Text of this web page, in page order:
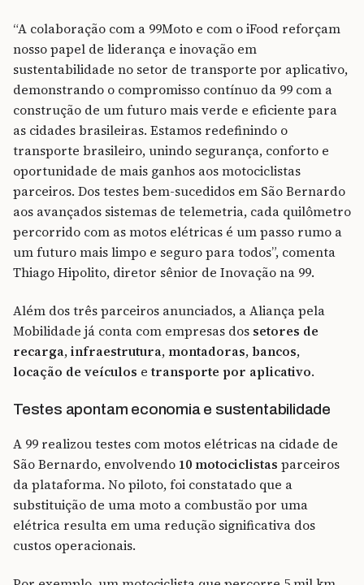
“A colaboração com a 99Moto e com o iFood reforçam
nosso papel de liderança e inovação em
sustentabilidade no setor de transporte por aplicativo,
demonstrando o compromisso contínuo da 99 com a
construção de um futuro mais verde e eficiente para
as cidades brasileiras. Estamos redefinindo o
transporte brasileiro, unindo segurança, conforto e
oportunidade de mais ganhos aos motociclistas
parceiros. Dos testes bem-sucedidos em São Bernardo
aos avançados sistemas de telemetria, cada quilômetro
percorrido com as motos elétricas é um passo rumo a
um futuro mais limpo e seguro para todos”, comenta
Thiago Hipolito, diretor sênior de Inovação na 99.
Além dos três parceiros anunciados, a Aliança pela
Mobilidade já conta com empresas dos setores de
recarga,infraestrutura, montadoras,bancos,
locação de veículos etransporte por aplicativo.
Testes apontam economia e sustentabilidade
A 99 realizou testes com motos elétricas na cidade de
São Bernardo, envolvendo 10 motociclistas parceiros
da plataforma. No piloto, foi constatado que a
substituição de uma moto a combustão por uma
elétrica resulta em uma redução significativa dos
custos operacionais.